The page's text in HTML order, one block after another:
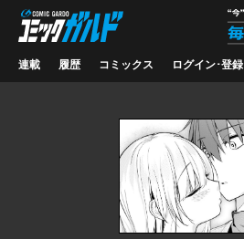
コミックガルド
連載 履歴 コミックス ログイン･登録